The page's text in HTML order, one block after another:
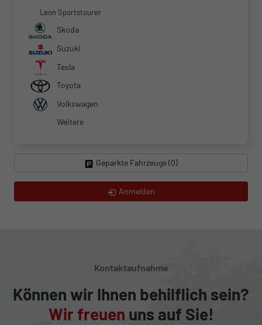
Leon Sportstourer
Skoda
Suzuki
Tesla
Toyota
Volkswagen
Weitere
Geparkte Fahrzeuge (0)
Anmelden
Kontaktaufnahme
Können wir Ihnen behilflich sein?
Wir freuen uns auf Sie!